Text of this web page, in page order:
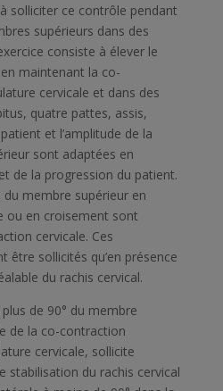
solliciter ce contrôle pendant
supérieurs dans des
consiste à élever le
maintenant la co-
cervicale et dans des
quatre pattes, assis,
et l’amplitude de la
sont adaptées en
de la progression du patient.
membre supérieur en
ou en croisement sont
cervicale. Ces
être sollicités qu’en présence
du rachis cervical.
de 90° du membre
de la co-contraction
cervicale, sollicite
stabilisation du rachis cervical